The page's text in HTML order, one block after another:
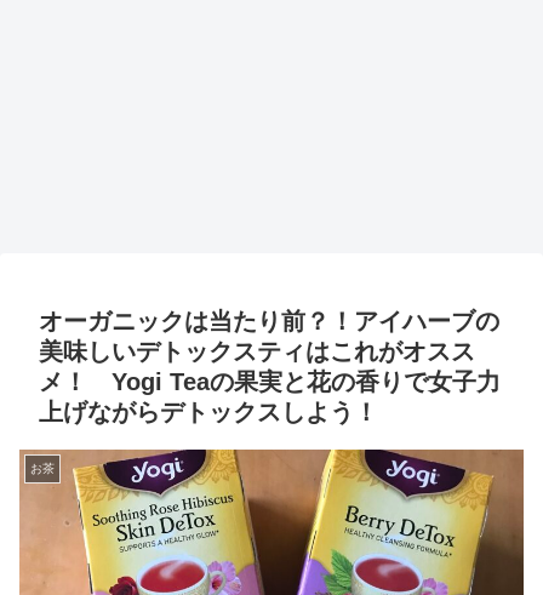
オーガニックは当たり前？！アイハーブの
美味しいデトックスティはこれがオスス
メ！ Yogi Teaの果実と花の香りで女子力
上げながらデトックスしよう！
お茶